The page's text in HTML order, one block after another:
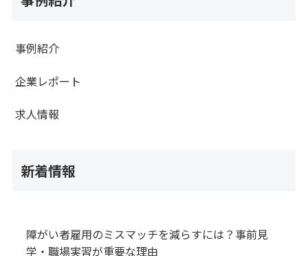
事例紹介
企業レポート
求人情報
新着情報
障がい者雇用のミスマッチを減らすには？事前見
学・職場実習が重要な理由